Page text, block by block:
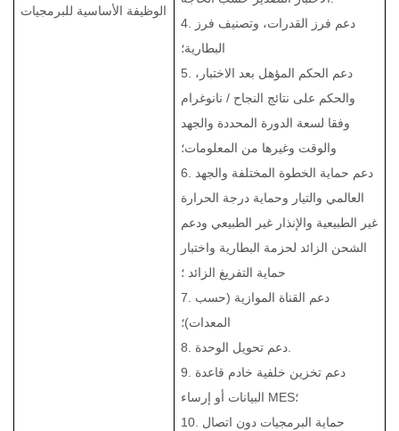
الوظيفة الأساسية للبرمجيات
4. دعم فرز القدرات، وتصنيف فرز
البطارية؛
5. دعم الحكم المؤهل بعد الاختبار،
والحكم على نتائج النجاح / نانوغرام
وفقا لسعة الدورة المحددة والجهد
والوقت وغيرها من المعلومات؛
6. دعم حماية الخطوة المختلفة والجهد
العالمي والتيار وحماية درجة الحرارة
غير الطبيعية والإنذار غير الطبيعي ودعم
الشحن الزائد لحزمة البطارية واختبار
حماية التفريغ الزائد ؛
7. دعم القناة الموازية (حسب
المعدات)؛
9. دعم تخزين خلفية خادم قاعدة
البيانات أو إرساء MES؛
10. حماية البرمجيات دون اتصال